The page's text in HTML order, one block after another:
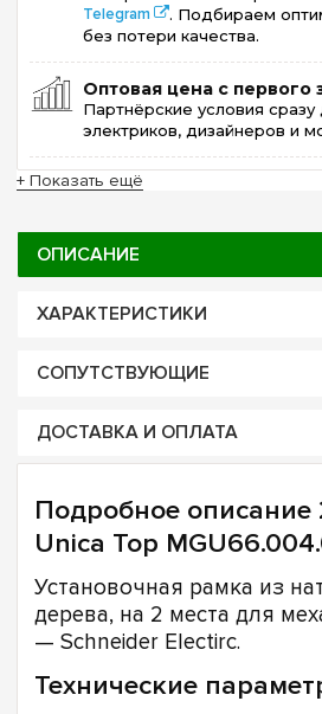
Telegram
. Подбираем
без потери качества.
Оптовая цена с первого
Партнёрские условия
электриков, дизайнеров и
+ Показать ещё
ОПИСАНИЕ
ХАРАКТЕРИСТИКИ
СОПУТСТВУЮЩИЕ
ДОСТАВКА И ОПЛАТА
Подробное описание
Unica Top
Установочная рамка из
дерева, на 2 места для
— Schneider Electirc.
Технические